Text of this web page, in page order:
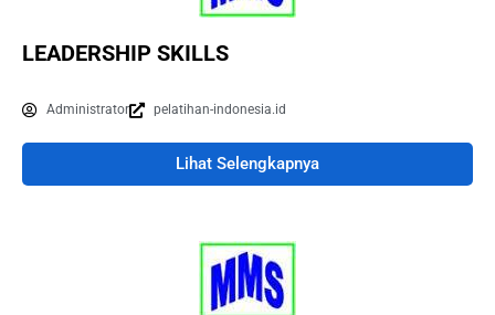
LEADERSHIP SKILLS
Administrator pelatihan-indonesia.id
Lihat Selengkapnya